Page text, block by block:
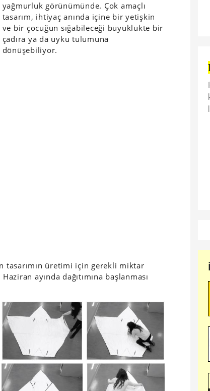
yağmurluk görünümünde. Çok amaçlı
tasarım, ihtiyaç anında içine bir yetişkin
ve bir çocuğun sığabileceği büyüklükte bir
çadıra ya da uyku tulumuna
dönüşebiliyor.
tasarımın üretimi için gerekli miktar
ayında dağıtımına başlanması